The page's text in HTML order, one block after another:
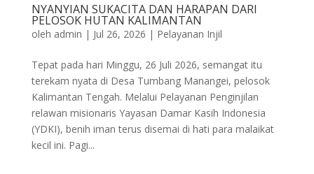
NYANYIAN SUKACITA DAN HARAPAN DARI
PELOSOK HUTAN KALIMANTAN
oleh admin | Jul 26, 2026 | Pelayanan Injil
Tepat pada hari Minggu, 26 Juli 2026, semangat itu
terekam nyata di Desa Tumbang Manangei, pelosok
Kalimantan Tengah. Melalui Pelayanan Penginjilan
relawan misionaris Yayasan Damar Kasih Indonesia
(YDKI), benih iman terus disemai di hati para malaikat
kecil ini. Pagi...